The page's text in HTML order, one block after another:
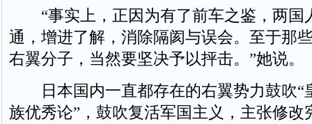
“事实上，正因为有了前车之鉴，两国
通，增进了解，消除隔阂与误会。至于那
右翼分子，当然要坚决予以抨击。”她说。
日本国内一直都存在的右翼势力鼓吹“
族优秀论”，鼓吹复活军国主义，主张修改